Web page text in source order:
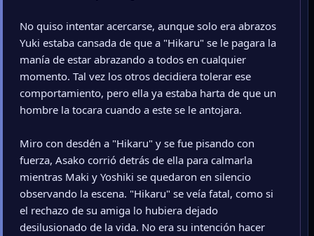
No quiso intentar acercarse, aunque solo era abrazos
Yuki estaba cansada de que a "Hikaru" se le pagara la
manía de estar abrazando a todos en cualquier
momento. Tal vez los otros decidiera tolerar ese
comportamiento, pero ella ya estaba harta de que un
hombre la tocara cuando a este se le antojara.
Miro con desdén a "Hikaru" y se fue pisando con
fuerza, Asako corrió detrás de ella para calmarla
mientras Maki y Yoshiki se quedaron en silencio
observando la escena. "Hikaru" se veía fatal, como si
el rechazo de su amiga lo hubiera dejado
desilusionado de la vida. No era su intención hacer